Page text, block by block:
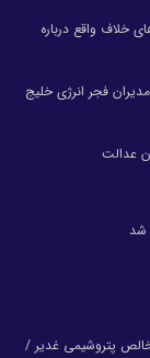
خلاف واقع درباره
فجر انرژی خلیج
عدالت
شد
و رشد ۲۰۶ درصدی سود خالص پتروشیمی غدیر /